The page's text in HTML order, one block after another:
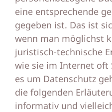
eine entsprechende
gegeben ist. Das ist
wenn man möglichst
juristisch-technische
wie sie im Internet oft
es um Datenschutz
die folgenden
informativ und